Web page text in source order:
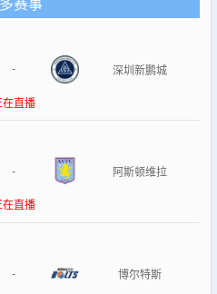
场比赛的直播，也可以随时通
；我们还提供比赛视频、集锦
育盛宴。 总而言之，爵士VS掘金
的体育赛事观看体验；无论您
都能满足您的观赛需求，让您
赛事
- 深圳新鹏城
在直播
- 阿斯顿维拉
在直播
- 博尔特斯